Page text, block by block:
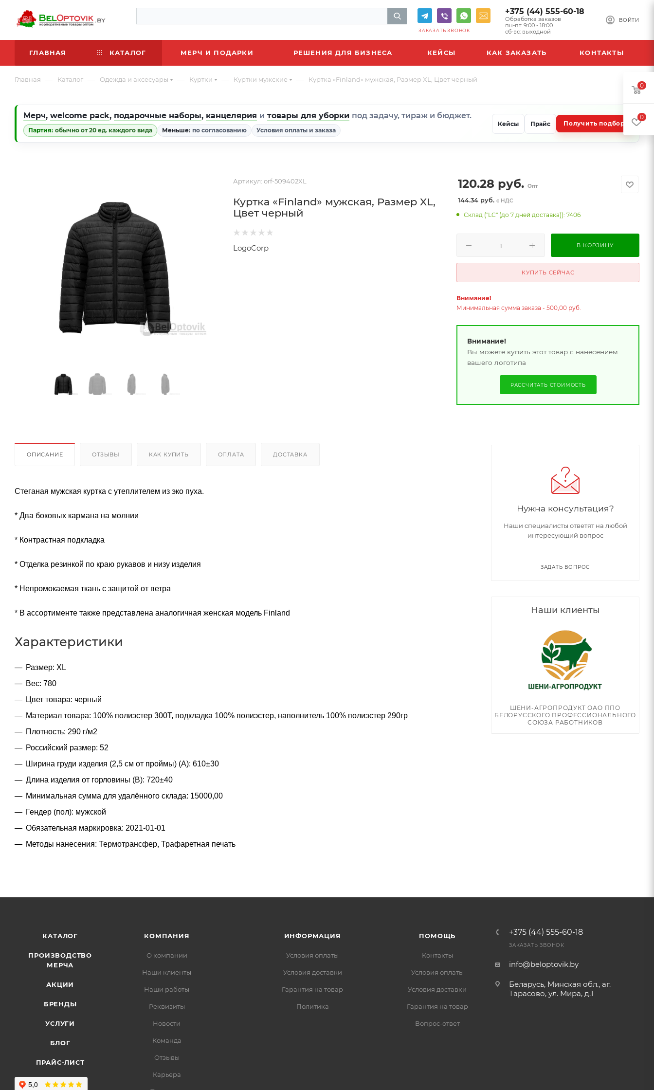
ВОЙТИ
+375 (44) 555-60-18
Обработка заказов
пн-пт: 9:00 - 18:00
сб-вс: выходной
ЗАКАЗАТЬ ЗВОНОК
ГЛАВНАЯ КАТАЛОГ МЕРЧ И ПОДАРКИ РЕШЕНИЯ ДЛЯ БИЗНЕСА КЕЙСЫ КАК ЗАКАЗАТЬ КОНТАКТЫ
Главная — Каталог — Одежда и аксесуары — Куртки — Куртки мужские — Куртка «Finland» мужская, Размер XL, Цвет черный
Мерч, welcome pack, подарочные наборы, канцелярия и товары для уборки под задачу, тираж и бюджет.
Партия: обычно от 20 ед. каждого вида Меньше: по согласованию Условия оплаты и заказа
Кейсы Прайс Получить подбор
Артикул: orf-509402XL
Куртка «Finland» мужская, Размер XL,
Цвет черный
LogoCorp
120.28 руб. Опт
144.34 руб.с НДС
Склад ("LC" (до 7 дней доставка)): 7406
В КОРЗИНУ
КУПИТЬ СЕЙЧАС
Внимание!
Минимальная сумма заказа - 500,00 руб.
Внимание!
Вы можете купить этот товар с нанесением
вашего логотипа
РАССЧИТАТЬ СТОИМОСТЬ
ОПИСАНИЕ ОТЗЫВЫ КАК КУПИТЬ ОПЛАТА ДОСТАВКА
Стеганая мужская куртка с утеплителем из эко пуха.
* Два боковых кармана на молнии
* Контрастная подкладка
* Отделка резинкой по краю рукавов и низу изделия
* Непромокаемая ткань с защитой от ветра
* В ассортименте также представлена аналогичная женская модель Finland
Характеристики
Размер: XL
Вес: 780
Цвет товара: черный
Материал товара: 100% полиэстер 300Т, подкладка 100% полиэстер, наполнитель 100% полиэстер 290гр
Плотность: 290 г/м2
Российский размер: 52
Ширина груди изделия (2,5 см от проймы) (A): 610±30
Длина изделия от горловины (B): 720±40
Минимальная сумма для удалённого склада: 15000,00
Гендер (пол): мужской
Обязательная маркировка: 2021-01-01
Методы нанесения: Термотрансфер, Трафаретная печать
Нужна консультация?
Наши специалисты ответят на любой
интересующий вопрос
ЗАДАТЬ ВОПРОС
Наши клиенты
ШЕНИ-АГРОПРОДУКТ ОАО ППО
БЕЛОРУССКОГО ПРОФЕССИОНАЛЬНОГО
СОЮЗА РАБОТНИКОВ
КАТАЛОГ
ПРОИЗВОДСТВО
МЕРЧА
АКЦИИ
БРЕНДЫ
УСЛУГИ
БЛОГ
ПРАЙС-ЛИСТ
КОМПАНИЯ
О компании
Наши клиенты
Наши работы
Реквизиты
Новости
Команда
Отзывы
Карьера
ИНФОРМАЦИЯ
Условия оплаты
Условия доставки
Гарантия на товар
Политика
ПОМОЩЬ
Контакты
Условия оплаты
Условия доставки
Гарантия на товар
Вопрос-ответ
+375 (44) 555-60-18
ЗАКАЗАТЬ ЗВОНОК
info@beloptovik.by
Беларусь, Минская обл., аг.
Тарасово, ул. Мира, д.1
0
0